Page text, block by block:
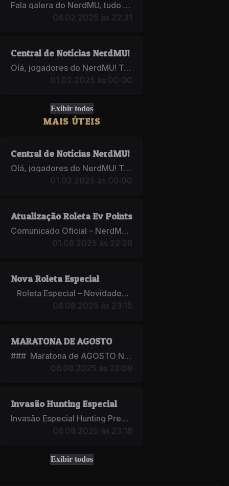
Fala galera do NerdMU, tudo certo? Estamos dando mais um passo importante para f...
06.02.2025 às 22:31
Central de Notícias NerdMU!
Olá, jogadores do NerdMU! Temos o prazer de apresentar a Central NerdMU, ...
01.02.2025 às 00:00
Exibir todos
MAIS ÚTEIS
Central de Notícias NerdMU!
Olá, jogadores do NerdMU! Temos o prazer de apresentar a Central NerdMU, ...
01.02.2025 às 00:00
Atualização Roleta Ev Points
Comunicado Oficial – NerdMU Caros jogadores, Gostaríamos de a...
01.08.2025 às 22:29
Nova Roleta Especial
Roleta Especial – Novidades no NerdMU! Olá, guer...
06.08.2025 às 23:15
MARATONA DE AGOSTO
### Maratona de AGOSTO NerdMU "O mês dos Pais chegou, e &...
06.08.2025 às 22:09
Invasão Hunting Especial
Invasão Especial Hunting Prepare-se para um evento mágico e extrao...
06.08.2025 às 23:18
Exibir todos